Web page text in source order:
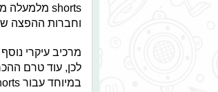
וחברות ההפצה